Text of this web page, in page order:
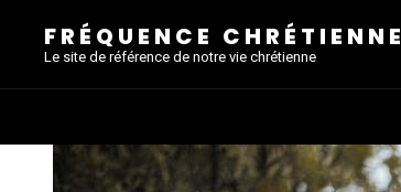
FRÉQUENCE CHRÉTIENNE
Le site de référence de notre vie chrétienne